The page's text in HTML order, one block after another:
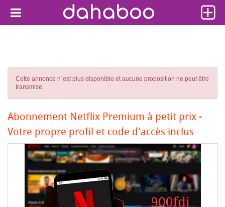
Cette annonce n´est plus disponible et aucune proposition ne peut être
transmise.
Abonnement Netflix Premium à petit prix -
Votre propre profil et code d'accès inclus